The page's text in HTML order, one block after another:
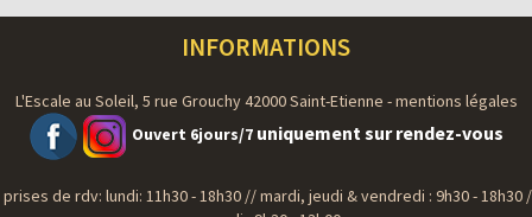
INFORMATIONS
L'Escale au Soleil, 5 rue Grouchy 42000 Saint-Etienne -mentions légales
Ouvert 6jours/7 uniquement sur rendez-vous
prises de rdv: lundi: 11h30 - 18h30 // mardi, jeudi & vendredi : 9h30 - 18h30 /